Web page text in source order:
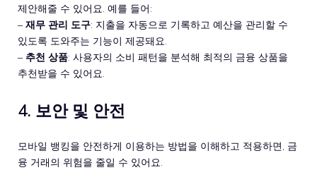
제안해줄 수 있어요. 예를 들어:
– 재무 관리 도구: 지출을 자동으로 기록하고 예산을 관리할 수
있도록 도와주는 기능이 제공돼요.
– 추천 상품: 사용자의 소비 패턴을 분석해 최적의 금융 상품을
추천받을 수 있어요.
4. 보안 및 안전
모바일 뱅킹을 안전하게 이용하는 방법을 이해하고 적용하면, 금
융 거래의 위험을 줄일 수 있어요.